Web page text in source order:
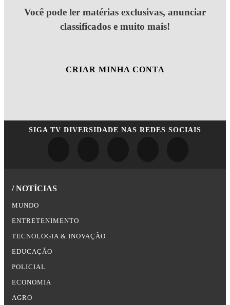
Você pode ler matérias exclusivas, anunciar
classificados e muito mais!
CRIAR MINHA CONTA
SIGA TV DIVERSIDADE NAS REDES SOCIAIS
/ NOTÍCIAS
MUNDO
ENTRETENIMENTO
TECNOLOGIA & INOVAÇÃO
EDUCAÇÃO
POLICIAL
ECONOMIA
AGRO